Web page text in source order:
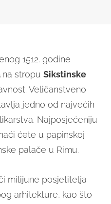
1512. godine
na stropu Sikstinske
Veličanstveno
jedno od najvećih
Najposjećeniju
ćete u papinskoj
palače u Rimu.
milijune posjetitelja
arhitekture, kao što